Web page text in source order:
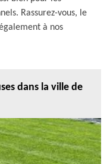
Rassurez-vous, le
à nos
dans la ville de